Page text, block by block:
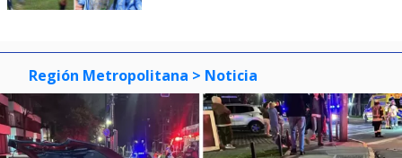
Región Metropolitana > Noticia